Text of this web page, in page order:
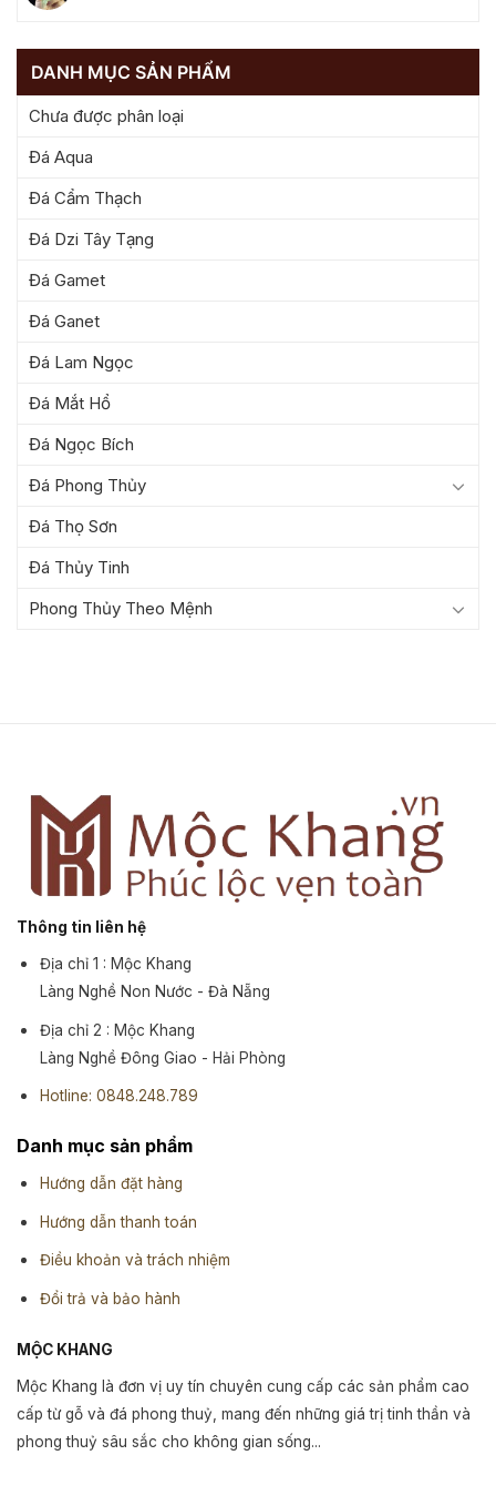
DANH MỤC SẢN PHẨM
Chưa được phân loại
Đá Aqua
Đá Cẩm Thạch
Đá Dzi Tây Tạng
Đá Gamet
Đá Ganet
Đá Lam Ngọc
Đá Mắt Hổ
Đá Ngọc Bích
Đá Phong Thủy
Đá Thọ Sơn
Đá Thủy Tinh
Phong Thủy Theo Mệnh
Thông tin liên hệ
Địa chỉ 1 : Mộc Khang
Làng Nghề Non Nước - Đà Nẵng
Địa chỉ 2 : Mộc Khang
Làng Nghề Đông Giao - Hải Phòng
Hotline: 0848.248.789
Danh mục sản phẩm
Hướng dẫn đặt hàng
Hướng dẫn thanh toán
Điều khoản và trách nhiệm
Đổi trả và bảo hành
MỘC KHANG
Mộc Khang là đơn vị uy tín chuyên cung cấp các sản phẩm cao
cấp từ gỗ và đá phong thuỷ, mang đến những giá trị tinh thần và
phong thuỷ sâu sắc cho không gian sống...